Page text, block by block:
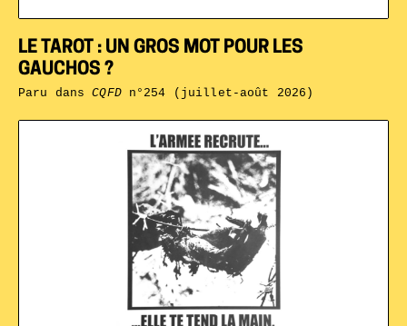
LE TAROT : UN GROS MOT POUR LES
GAUCHOS ?
Paru dansCQFDn°254 (juillet-août 2026)